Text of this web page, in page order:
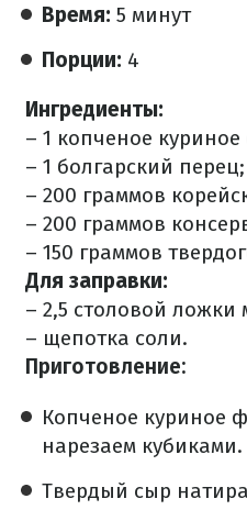
Время: 5 минут
Порции: 4
Ингредиенты:
– 1 копченое
– 1 болгарский перец;
– 200 граммов
– 200 граммов
– 150 граммов
Для заправки:
– 2,5 столовой ложки
– щепотка соли.
Приготовление:
Копченое куриное
нарезаем кубиками.
Твердый сыр